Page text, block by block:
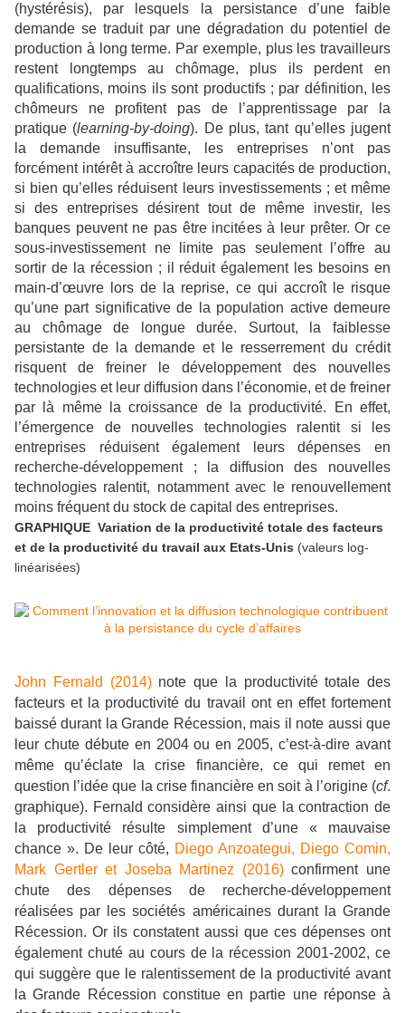
(hystérésis), par lesquels la persistance d’une faible
demande se traduit par une dégradation du potentiel de
production à long terme. Par exemple, plus les travailleurs
restent longtemps au chômage, plus ils perdent en
qualifications, moins ils sont productifs ; par définition, les
chômeurs ne profitent pas de l’apprentissage par la
pratique (learning-by-doing). De plus, tant qu’elles jugent
la demande insuffisante, les entreprises n’ont pas
forcément intérêt à accroître leurs capacités de production,
si bien qu’elles réduisent leurs investissements ; et même
si des entreprises désirent tout de même investir, les
banques peuvent ne pas être incitées à leur prêter. Or ce
sous-investissement ne limite pas seulement l’offre au
sortir de la récession ; il réduit également les besoins en
main-d’œuvre lors de la reprise, ce qui accroît le risque
qu’une part significative de la population active demeure
au chômage de longue durée. Surtout, la faiblesse
persistante de la demande et le resserrement du crédit
risquent de freiner le développement des nouvelles
technologies et leur diffusion dans l’économie, et de freiner
par là même la croissance de la productivité. En effet,
l’émergence de nouvelles technologies ralentit si les
entreprises réduisent également leurs dépenses en
recherche-développement ; la diffusion des nouvelles
technologies ralentit, notamment avec le renouvellement
moins fréquent du stock de capital des entreprises.
GRAPHIQUE Variation de la productivité totale des facteurs
et de la productivité du travail aux Etats-Unis (valeurs log-
linéarisées)
John Fernald (2014) note que la productivité totale des
facteurs et la productivité du travail ont en effet fortement
baissé durant la Grande Récession, mais il note aussi que
leur chute débute en 2004 ou en 2005, c’est-à-dire avant
même qu’éclate la crise financière, ce qui remet en
question l’idée que la crise financière en soit à l’origine (cf.
graphique). Fernald considère ainsi que la contraction de
la productivité résulte simplement d’une « mauvaise
chance ». De leur côté, Diego Anzoategui, Diego Comin,
Mark Gertler et Joseba Martinez (2016)confirment une
chute des dépenses de recherche-développement
réalisées par les sociétés américaines durant la Grande
Récession. Or ils constatent aussi que ces dépenses ont
également chuté au cours de la récession 2001-2002, ce
qui suggère que le ralentissement de la productivité avant
la Grande Récession constitue en partie une réponse à